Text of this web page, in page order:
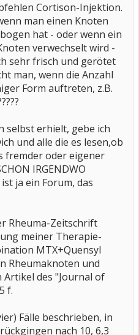
Augendoc, denn das Blickfeld
(hab ich 2 mal versucht),bei
dann eitern. Darüber könnte ich
nehmen!!!!!!!!!!!!!!!!!
es wirkt besser und hat, bei
Cortison-Injektion.
man einen Knoten
hat - oder wenn ein
verwechselt wird -
sehr frisch und gerötet
man, wenn die Anzahl
Form auftreten, z.B.
selbst erhielt, gebe ich
und alle die es lesen,ob
fremder oder eigener
IRGENDWO
ja ein Forum, das
Rheuma-Zeitschrift
meiner Therapie-
MTX+Quensyl
Rheumaknoten und
Artikel des "Journal of
f.
Fälle beschrieben, in
nach 10, 6,3